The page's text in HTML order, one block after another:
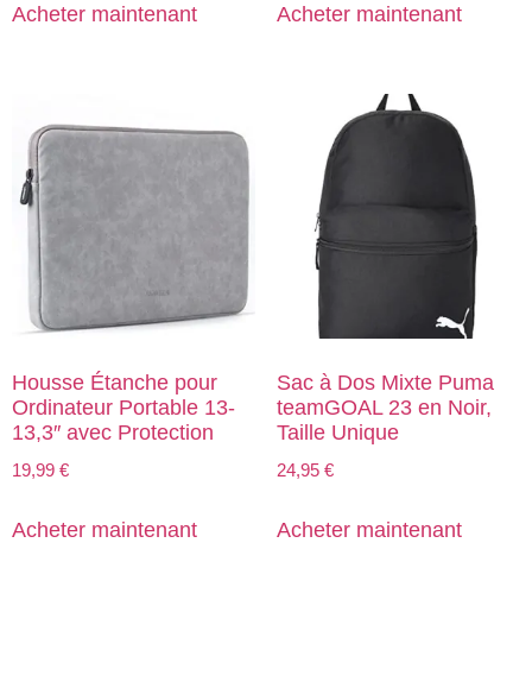
Acheter maintenant Acheter maintenant
Housse Étanche pour
Ordinateur Portable 13-
13,3″ avec Protection
19,99 €
Acheter maintenant
Sac à Dos Mixte Puma
teamGOAL 23 en Noir,
Taille Unique
24,95 €
Acheter maintenant